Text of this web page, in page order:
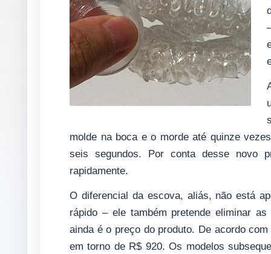
molde na boca e o morde até quinze
seis segundos. Por conta desse novo
rapidamente.
O diferencial da escova, aliás, não está
rápido – ele também pretende eliminar
ainda é o preço do produto. De acordo
em torno de R$ 920. Os modelos